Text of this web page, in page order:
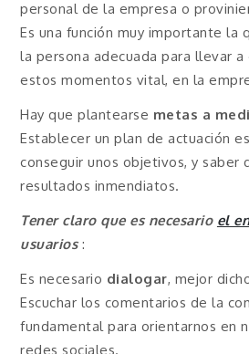
personal de la empresa o
Es una función muy importante la
la persona adecuada para llevar a
estos momentos vital, en la
Hay que plantearse metas a
Establecer un plan de actuación
conseguir unos objetivos, y saber
resultados inmendiatos.
Tener claro que es necesario el
usuarios:
Es necesario dialogar, mejor
Escuchar los comentarios de la
fundamental para orientarnos en
redes sociales.